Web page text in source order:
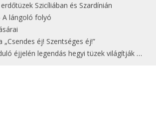
Szicíliában és Szardínián
A lángoló folyó
„Csendes éj! Szentséges éj!”
legendás hegyi tüzek világítják meg Zugspitzét